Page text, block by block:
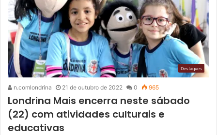
Destaques
n.comlondrina 21 de outubro de 2022 0 965
Londrina Mais encerra neste sábado
(22) com atividades culturais e
educativas